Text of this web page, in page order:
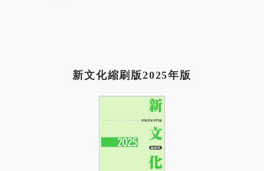
新文化縮刷版2025年版